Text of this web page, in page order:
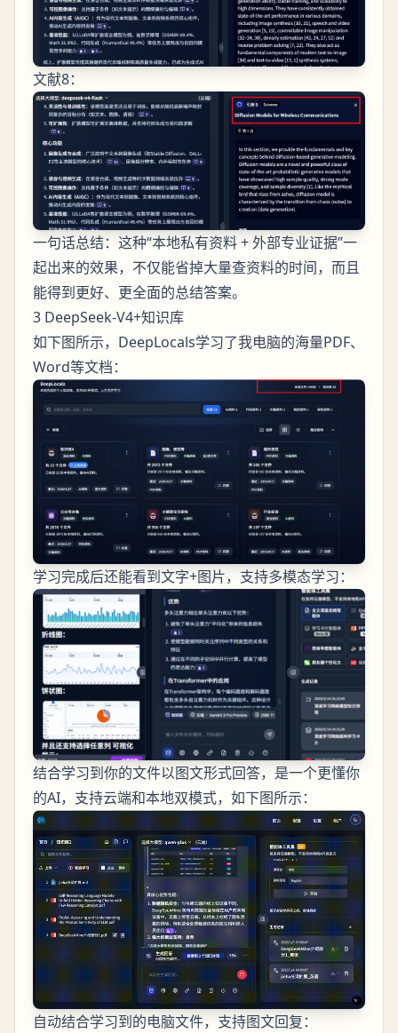
文献8：
一句话总结：这种“本地私有资料 + 外部专业证据”一
起出来的效果，不仅能省掉大量查资料的时间，而且
能得到更好、更全面的总结答案。
3 DeepSeek-V4+知识库
如下图所示，DeepLocals学习了我电脑的海量PDF、
Word等文档：
学习完成后还能看到文字+图片，支持多模态学习：
结合学习到你的文件以图文形式回答，是一个更懂你
的AI，支持云端和本地双模式，如下图所示：
自动结合学习到的电脑文件，支持图文回复：